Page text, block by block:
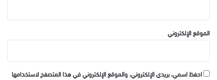
الموقع الإلكتروني
احفظ اسمي، بريدي الإلكتروني، والموقع الإلكتروني في هذا المتصفح لاستخدامها